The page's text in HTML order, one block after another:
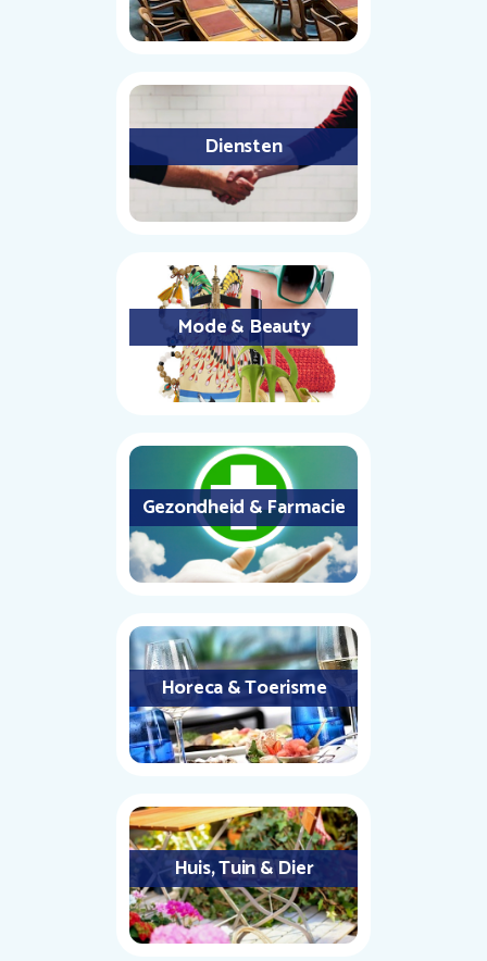
Diensten
Mode & Beauty
Gezondheid & Farmacie
Horeca & Toerisme
Huis, Tuin & Dier